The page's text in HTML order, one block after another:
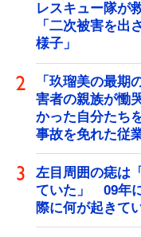
レスキュー隊が
「二次被害を出
様子」
「玖瑠美の最
害者の親族が慟
かった自分たち
事故を免れた従
左目周囲の痣は
ていた」 09年
際に何が起きて